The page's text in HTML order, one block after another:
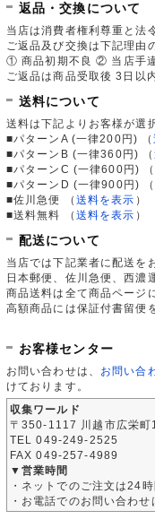
返品・交換について
当店は消費者権利尊重と法
ご返品及び交換は下記理由
① 商品初期不良 ② 当店手
ご返品は商品受取後 3日以
送料について
送料は下記よりお客様が選
■パターンA (一律200円)
（
■パターンB (一律360円)
（
■パターンC (一律600円)
（
■パターンD (一律900円)
（
■佐川急便
（ 送料を表示 ）
■送料無料
（ 送料を表示 ）
配送について
当店では下記業者に配送を
日本郵便、佐川急便、西
商品送料は全て商品ページ
高額商品には保証付書留便
お客様センター
お問い合わせは、 お問い合
けております。
収集ワールド
〒350-1117 川越市広栄
TEL 049-249-2525
FAX 049-257-4989
▼営業時間
・ネットでのご注文は24
・お電話でのお問い合わ